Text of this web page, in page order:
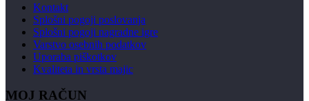
Kontakt
Splošni pogoji poslovanja
Splošni pogoji nagradne igre
Varstvo osebnih podatkov
Uporaba piškotkov
Kvaliteta in vrsta majic
MOJ RAČUN